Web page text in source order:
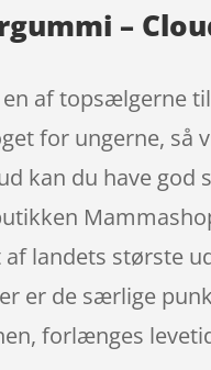
–
af topsælgerne
for ungerne, så
kan du have god
landets største
er de særlige
forlænges